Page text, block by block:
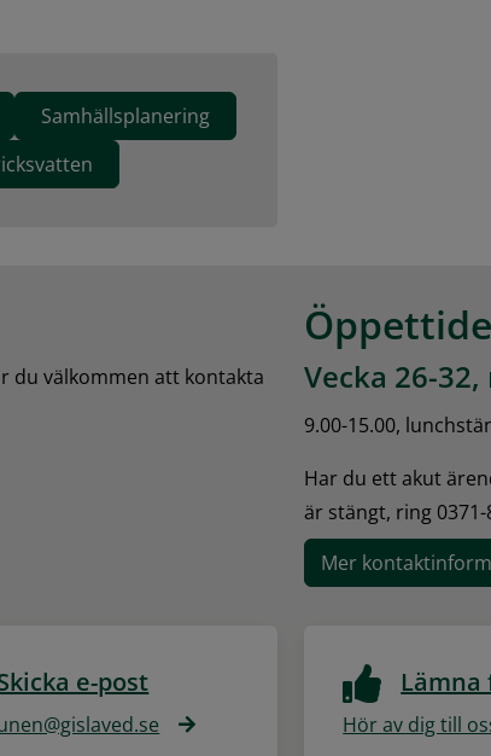
Samhällsplanering
du välkommen att kontakta
Vecka 26-
9.00-15.00,
Har du ett akut
är stängt, ring
Mer
e-post Lämna
Hör av dig till